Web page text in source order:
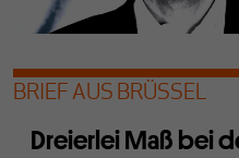
BRIEF AUS BRÜSSEL
Dreierlei Maß bei